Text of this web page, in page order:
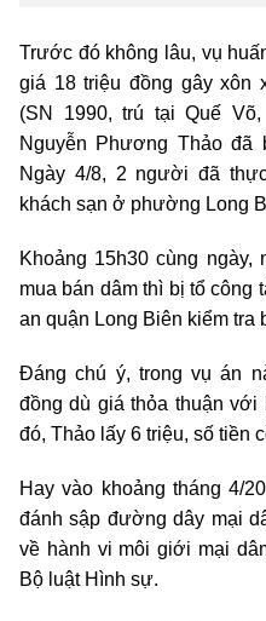
Trước đó không lâu, vụ
giá 18 triệu đồng gây xôn
(SN 1990, trú tại Quế
Nguyễn Phương Thảo đã
Ngày 4/8, 2 người đã
khách sạn ở phường Long
Khoảng 15h30 cùng ngày,
mua bán dâm thì bị tổ công
an quận Long Biên kiểm tra
Đáng chú ý, trong vụ án
đồng dù giá thỏa thuận với
đó, Thảo lấy 6 triệu, số tiền
Hay vào khoảng tháng 4/
đánh sập đường dây mại
về hành vi môi giới mại
Bộ luật Hình sự.